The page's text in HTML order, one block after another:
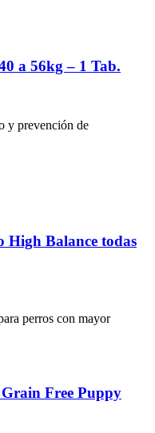
a 56kg – 1 Tab.
y prevención de
High Balance todas
perros con mayor
Free Puppy